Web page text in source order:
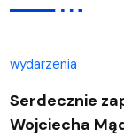
wydarzenia
Serdecznie
Wojciecha